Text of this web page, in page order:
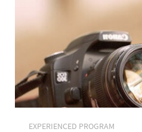
EXPERIENCED PROGRAM